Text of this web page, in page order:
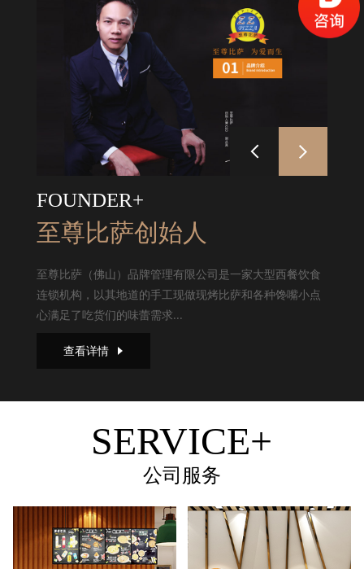
FOUNDER+
至尊比萨创始人
至尊比萨（佛山）品牌管理有限公司是一家大型西餐饮食
连锁机构，以其地道的手工现做现烤比萨和各种馋嘴小点
心满足了吃货们的味蕾需求...
查看详情
SERVICE+
公司服务